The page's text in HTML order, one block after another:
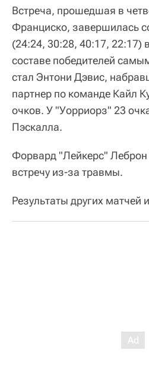
Встреча, прошедшая в
Франциско, завершилась
(24:24, 30:28, 40:17, 22:17)
составе победителей
стал Энтони Дэвис,
партнер по команде Кайл
очков. У "Уорриорз" 23
Пэскалла.
Форвард "Лейкерс"
встречу из-за травмы.
Результаты других матчей